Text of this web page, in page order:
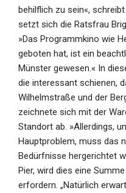
behilflich zu sein«,
setzt sich die Ratsfrau
»Das Programmkino wie
geboten hat, ist ein
Münster gewesen.« In
die interessant schienen,
Wilhelmstraße und der
zeichnete sich mit der
Standort ab. »Allerdings,
Hauptproblem, muss das
Bedürfnisse hergerichtet
Pier, wird dies eine
erfordern. „Natürlich